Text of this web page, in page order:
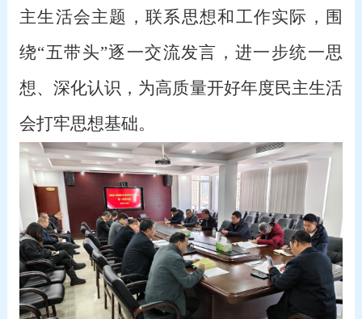
主生活会主题，联系思想和工作实际，围
绕“五带头”逐一交流发言，进一步统一思
想、深化认识，为高质量开好年度民主生活
会打牢思想基础。